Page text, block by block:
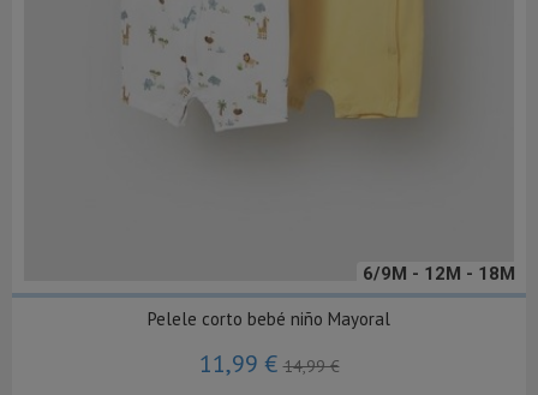
6/9M - 12M - 18M
Pelele corto bebé niño Mayoral
11,99 €14,99 €